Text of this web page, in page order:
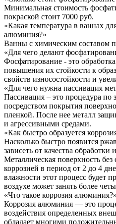
Минимальная стоимость
покраской стоит 7000 руб.
«Какая температура в ваннах
алюминия?»
Ванны с химическим составом
«Для чего делают
Фосфатирование - это
повышения их стойкости к
свойств износостойкости и
«Для чего нужна пассивация
Пассивация – это процедура по
посредством покрытия
пленкой. После нее металл
и агрессивными средами.
«Как быстро образуется
Насколько быстро появится
зависеть от качества
Металлическая поверхность
коррозией в период от 2 до 4
влажности этот процесс будет
воздухе может занять более
«Что такое коррозия алюминия?»
Коррозия алюминия — это
воздействия определенных
обладает многими